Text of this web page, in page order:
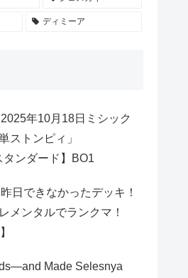
ディミーア
年10月18日ミシック
ストンピィ」
ンダード】BO1
日できなかったデッキ！
メンタルでランクマ！
Made Selesnya